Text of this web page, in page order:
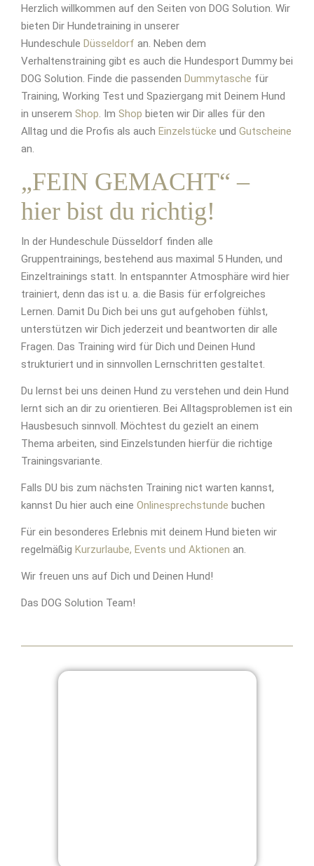
Herzlich willkommen auf den Seiten von DOG Solution. Wir
bieten Dir Hundetraining in unserer
Hundeschule Düsseldorf an. Neben dem
Verhaltenstraining gibt es auch die Hundesport Dummy bei
DOG Solution. Finde die passenden Dummytasche für
Training, Working Test und Spaziergang mit Deinem Hund
in unserem Shop. Im Shop bieten wir Dir alles für den
Alltag und die Profis als auch Einzelstücke und Gutscheine
an.
„FEIN GEMACHT“ –
hier bist du richtig!
In der Hundeschule Düsseldorf finden alle
Gruppentrainings, bestehend aus maximal 5 Hunden, und
Einzeltrainings statt. In entspannter Atmosphäre wird hier
trainiert, denn das ist u. a. die Basis für erfolgreiches
Lernen. Damit Du Dich bei uns gut aufgehoben fühlst,
unterstützen wir Dich jederzeit und beantworten dir alle
Fragen. Das Training wird für Dich und Deinen Hund
strukturiert und in sinnvollen Lernschritten gestaltet.
Du lernst bei uns deinen Hund zu verstehen und dein Hund
lernt sich an dir zu orientieren. Bei Alltagsproblemen ist ein
Hausbesuch sinnvoll. Möchtest du gezielt an einem
Thema arbeiten, sind Einzelstunden hierfür die richtige
Trainingsvariante.
Falls DU bis zum nächsten Training nict warten kannst,
kannst Du hier auch eine Onlinesprechstunde buchen
Für ein besonderes Erlebnis mit deinem Hund bieten wir
regelmäßig Kurzurlaube, Events und Aktionen an.
Wir freuen uns auf Dich und Deinen Hund!
Das DOG Solution Team!